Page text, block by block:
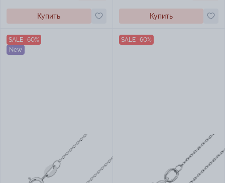
Купить Купить
SALE -60%
New
SALE -60%